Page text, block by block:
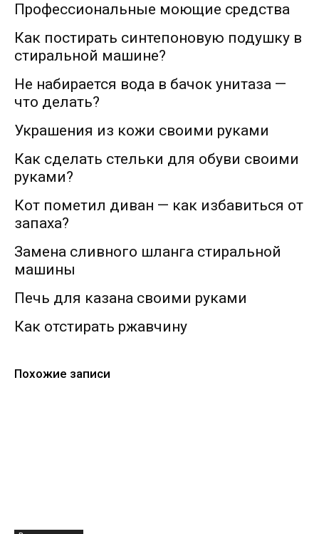
Профессиональные моющие средства
Как постирать синтепоновую подушку в
стиральной машине?
Не набирается вода в бачок унитаза —
что делать?
Украшения из кожи своими руками
Как сделать стельки для обуви своими
руками?
Кот пометил диван — как избавиться от
запаха?
Замена сливного шланга стиральной
машины
Печь для казана своими руками
Как отстирать ржавчину
Похожие записи